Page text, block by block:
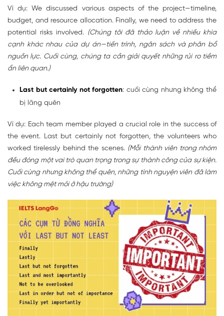
Ví dụ: We discussed various aspects of the project—timeline,
budget, and resource allocation. Finally, we need to address the
potential risks involved. (Chúng tôi đã thảo luận về nhiều khía
cạnh khác nhau của dự án—tiến trình, ngân sách và phân bổ
nguồn lực. Cuối cùng, chúng ta cần giải quyết những rủi ro tiềm
ẩn liên quan.)
Last but certainly not forgotten: cuối cùng nhưng không thể
bị lãng quên
Ví dụ: Each team member played a crucial role in the success of
the event. Last but certainly not forgotten, the volunteers who
worked tirelessly behind the scenes. (Mỗi thành viên trong nhóm
đều đóng một vai trò quan trọng trong sự thành công của sự kiện.
Cuối cùng nhưng không thể quên, những tình nguyện viên đã làm
việc không mệt mỏi ở hậu trường)